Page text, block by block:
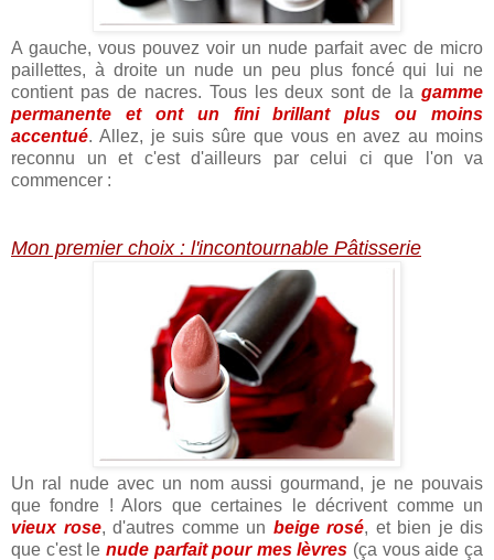
A gauche, vous pouvez voir un nude parfait avec de micro
paillettes, à droite un nude un peu plus foncé qui lui ne
contient pas de nacres. Tous les deux sont de la gamme
permanente et ont un fini brillant plus ou moins
accentué. Allez, je suis sûre que vous en avez au moins
reconnu un et c'est d'ailleurs par celui ci que l'on va
commencer :
Mon premier choix : l'incontournable Pâtisserie
Un ral nude avec un nom aussi gourmand, je ne pouvais
que fondre ! Alors que certaines le décrivent comme un
vieux rose, d'autres comme un beige rosé, et bien je dis
que c'est le nude parfait pour mes lèvres (ça vous aide ça